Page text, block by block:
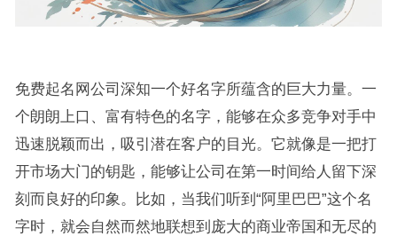
免费起名网公司深知一个好名字所蕴含的巨大力量。一
个朗朗上口、富有特色的名字，能够在众多竞争对手中
迅速脱颖而出，吸引潜在客户的目光。它就像是一把打
开市场大门的钥匙，能够让公司在第一时间给人留下深
刻而良好的印象。比如，当我们听到“阿里巴巴”这个名
字时，就会自然而然地联想到庞大的商业帝国和无尽的